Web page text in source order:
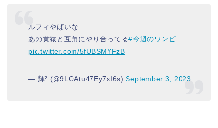
ルフィやばいな
あの黄猿と互角にやり合ってる#今週のワンピ
pic.twitter.com/5fUBSMYFzB
— 輝² (@9LOAtu47Ey7sI6s)September 3, 2023